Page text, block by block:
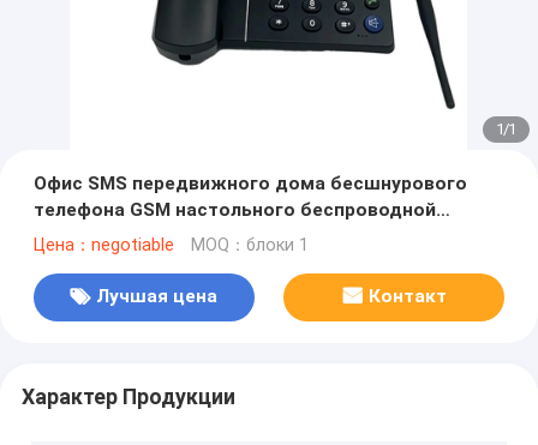
1/1
Офис SMS передвижного дома бесшнурового
телефона GSM настольного беспроводной
только
Цена：negotiable MOQ：блоки 1
Лучшая цена Контакт
Характер Продукции